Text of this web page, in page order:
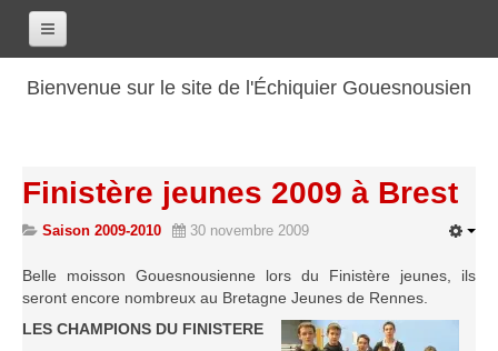
Bienvenue sur le site de l'Échiquier Gouesnousien
Les renseignements
Les coordonnées
Les horaires
Les tarifs
Les licenciés
Finistère jeunes 2009 à Brest
Saison 2009-2010 30 novembre 2009
Belle moisson Gouesnousienne lors du Finistère jeunes, ils
seront encore nombreux au Bretagne Jeunes de Rennes.
LES CHAMPIONS DU FINISTERE